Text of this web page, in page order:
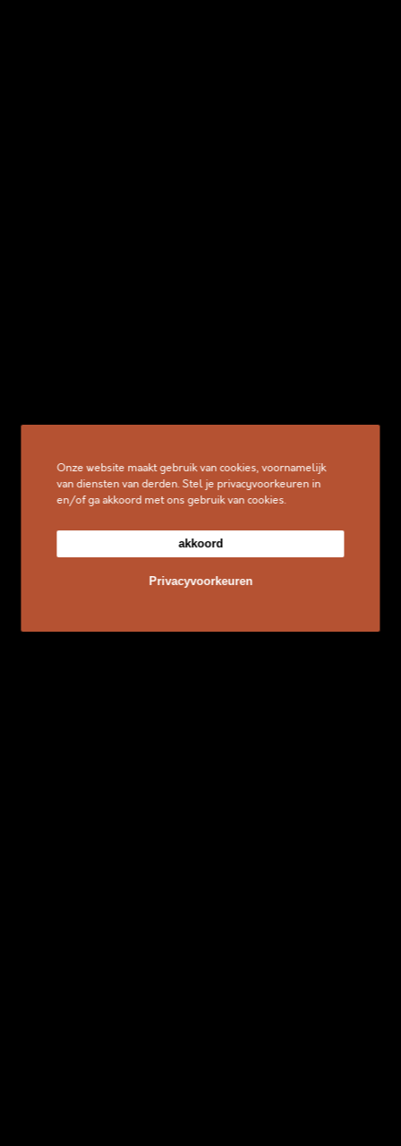
Onze website maakt gebruik van cookies, voornamelijk
van diensten van derden. Stel je privacyvoorkeuren in
en/of ga akkoord met ons gebruik van cookies.
Privacyvoorkeuren
akkoord